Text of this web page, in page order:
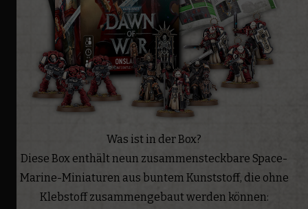
Was ist in der Box?
Diese Box enthält neun zusammensteckbare Space-
Marine-Miniaturen aus buntem Kunststoff, die ohne
Klebstoff zusammengebaut werden können: